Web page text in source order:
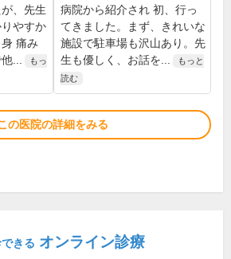
、先生
やすか
痛み
...
もっ
病院から紹介され 初、行っ
てきました。まず、きれいな
施設で駐車場も沢山あり。先
生も優しく、お話を...
もっと
読む
の医院の詳細をみる
きる オンライン診療